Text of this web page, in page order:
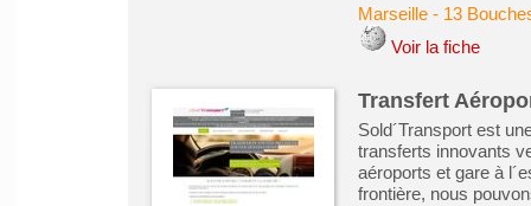
Marseille- 13
Voir la fiche
Transfert
Sold´Transport est
transferts innovants
aéroports et gare à
frontière, nous